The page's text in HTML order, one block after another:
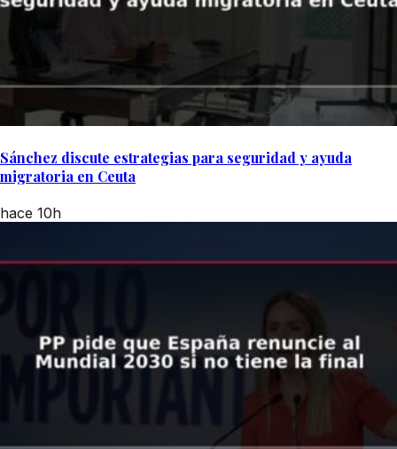
Sánchez discute estrategias para seguridad y ayuda
migratoria en Ceuta
hace 10h